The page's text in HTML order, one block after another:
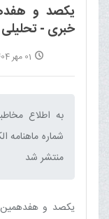
یکصد و
خبری - تحلیلی
01 مهر 1404
به اطلاع
منتشر شد‌
یکصد و هفدهمین